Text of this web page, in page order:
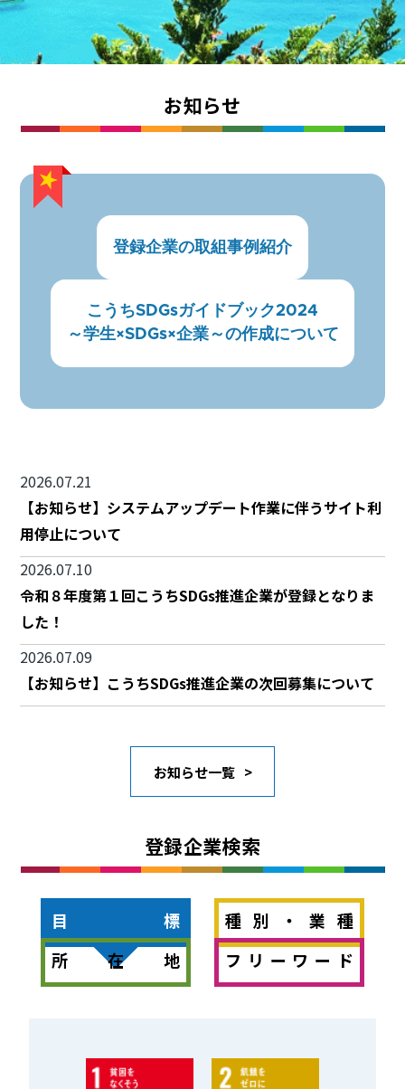
お知らせ
登録企業の取組事例紹介
こうちSDGsガイドブック2024
～学生×SDGs×企業～の作成について
2026.07.21
【お知らせ】システムアップデート作業に伴うサイト利
用停止について
2026.07.10
令和８年度第１回こうちSDGs推進企業が登録となりま
した！
2026.07.09
【お知らせ】こうちSDGs推進企業の次回募集について
お知らせ一覧
登録企業検索
目標
種別・業種
所在地
フリーワード